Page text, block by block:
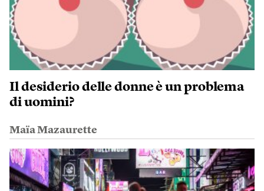
Il desiderio delle donne è un problema
di uomini?
Maïa Mazaurette